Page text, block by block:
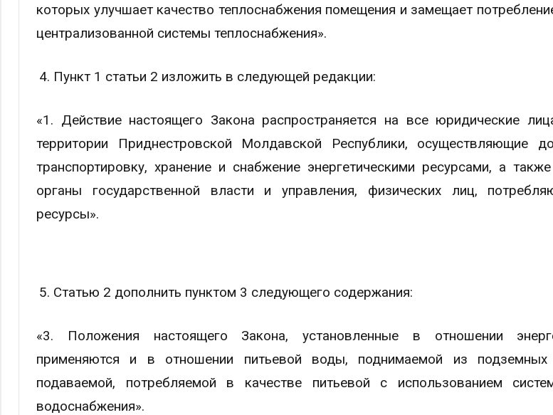
которых улучшает качество теплоснабжения помещения и замещает
централизованной системы теплоснабжения».
Пункт 1 статьи 2 изложить в следующей редакции:
«1. Действие настоящего Закона распространяется на все юридические
территории Приднестровской Молдавской Республики, осуществляющие
транспортировку, хранение и снабжение энергетическими ресурсами, а
органы государственной власти и управления, физических лиц,
ресурсы».
Статью 2 дополнить пунктом 3 следующего содержания:
«3. Положения настоящего Закона, установленные в отношении
применяются и в отношении питьевой воды, поднимаемой из подземных
подаваемой, потребляемой в качестве питьевой с использованием
водоснабжения».